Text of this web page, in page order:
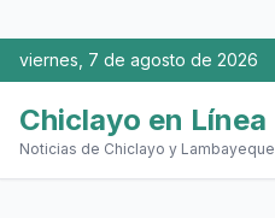
viernes, 7 de agosto de 2026
Chiclayo en Línea
Noticias de Chiclayo y Lambayeque